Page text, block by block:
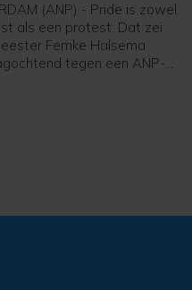
(ANP) - Pride is zowel
als een protest. Dat zei
Femke Halsema
tegen een ANP-